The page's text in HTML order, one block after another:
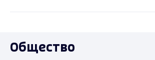
Общество